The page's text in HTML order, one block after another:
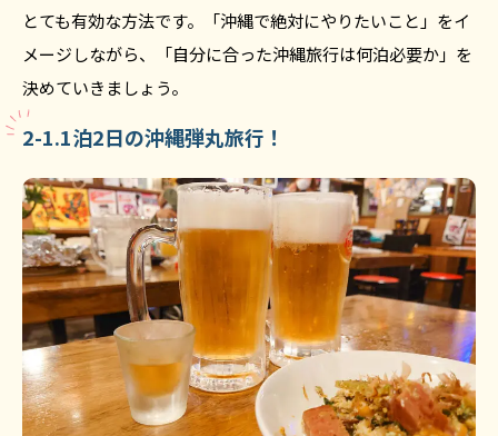
とても有効な方法です。「沖縄で絶対にやりたいこと」をイ
メージしながら、「自分に合った沖縄旅行は何泊必要か」を
決めていきましょう。
2-1.1泊2日の沖縄弾丸旅行！